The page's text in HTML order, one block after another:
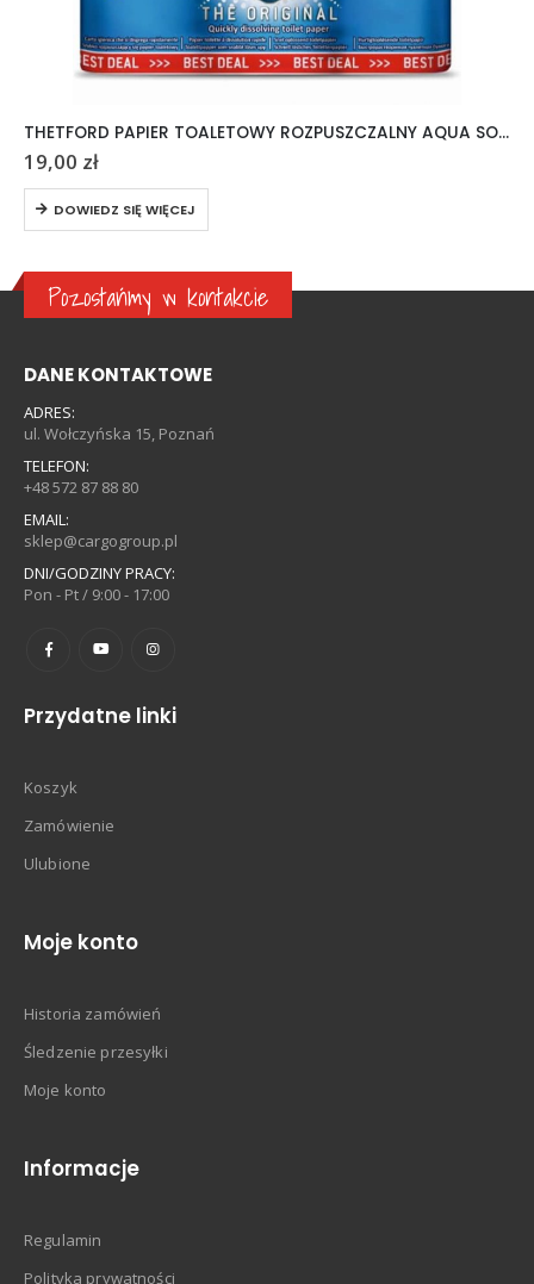
THETFORD PAPIER TOALETOWY ROZPUSZCZALNY AQUA SOFT 6 ROLEK
19,00 zł
DOWIEDZ SIĘ WIĘCEJ
Pozostańmy w kontakcie
DANE KONTAKTOWE
ADRES:
ul. Wołczyńska 15, Poznań
TELEFON:
+48 572 87 88 80
EMAIL:
sklep@cargogroup.pl
DNI/GODZINY PRACY:
Pon - Pt / 9:00 - 17:00
Przydatne linki
Koszyk
Zamówienie
Ulubione
Moje konto
Historia zamówień
Śledzenie przesyłki
Moje konto
Informacje
Regulamin
Polityka prywatności